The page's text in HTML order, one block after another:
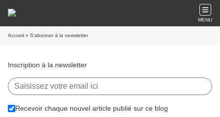
MENU
Accueil » S'abonner à la newsletter
Inscription à la newsletter
Recevoir chaque nouvel article publié sur ce blog